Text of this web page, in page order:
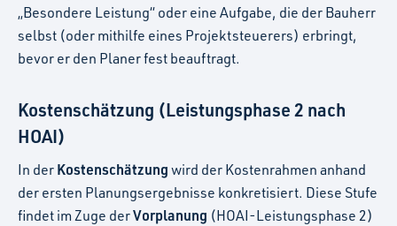
„Besondere Leistung“ oder eine Aufgabe, die der Bauherr
selbst (oder mithilfe eines Projektsteuerers) erbringt,
bevor er den Planer fest beauftragt.
Kostenschätzung (Leistungsphase 2 nach
HOAI)
In der Kostenschätzung wird der Kostenrahmen anhand
der ersten Planungsergebnisse konkretisiert. Diese Stufe
findet im Zuge derVorplanung (HOAI-Leistungsphase 2)